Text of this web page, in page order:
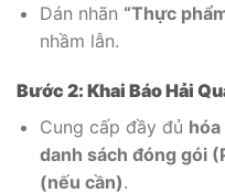
Dán nhãn “Thực
nhầm lẫn.
Bước 2: Khai Báo Hải
Cung cấp đầy đủ
danh sách đóng gói
(nếu cần).